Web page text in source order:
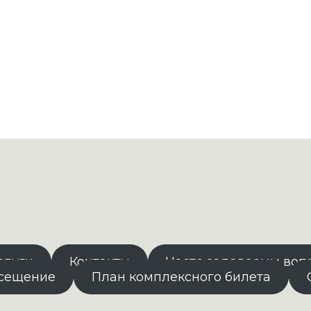
Контакты
Часто задаваемы
План комплексного билета